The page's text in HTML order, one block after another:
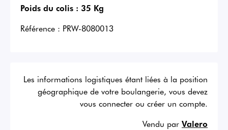
Poids du colis : 35 Kg
Référence : PRW-8080013
Les informations logistiques étant liées à la position
géographique de votre boulangerie, vous devez
vous connecter ou créer un compte.
Vendu par Valero